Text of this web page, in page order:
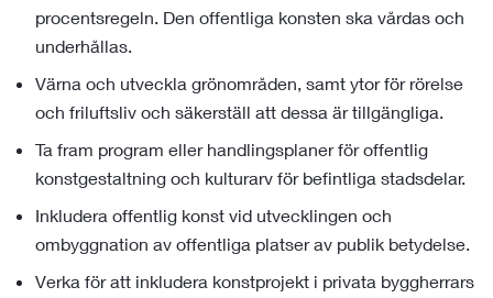
procentsregeln. Den offentliga konsten ska vårdas och
underhållas.
Värna och utveckla grönområden, samt ytor för rörelse
och friluftsliv och säkerställ att dessa är tillgängliga.
Ta fram program eller handlingsplaner för offentlig
konstgestaltning och kulturarv för befintliga stadsdelar.
Inkludera offentlig konst vid utvecklingen och
ombyggnation av offentliga platser av publik betydelse.
Verka för att inkludera konstprojekt i privata byggherrars